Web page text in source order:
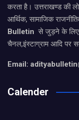
करता है। उत्तराखण्ड की
आर्थिक, सामाजिक
Bulletin से जुड़ने के लिए
चैनल,इंस्टाग्राम आदि पर
Email:
Calender